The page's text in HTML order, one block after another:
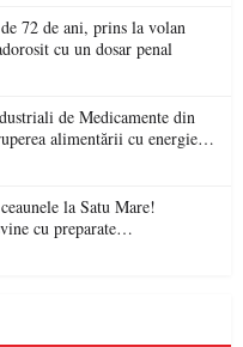
72 de ani, prins la volan
cu un dosar penal
de Medicamente din
alimentării cu energie
va pune în pericol
cu preparate
de renume